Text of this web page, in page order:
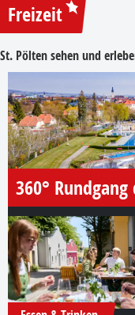
Freizeit
St. Pölten sehen und
360°